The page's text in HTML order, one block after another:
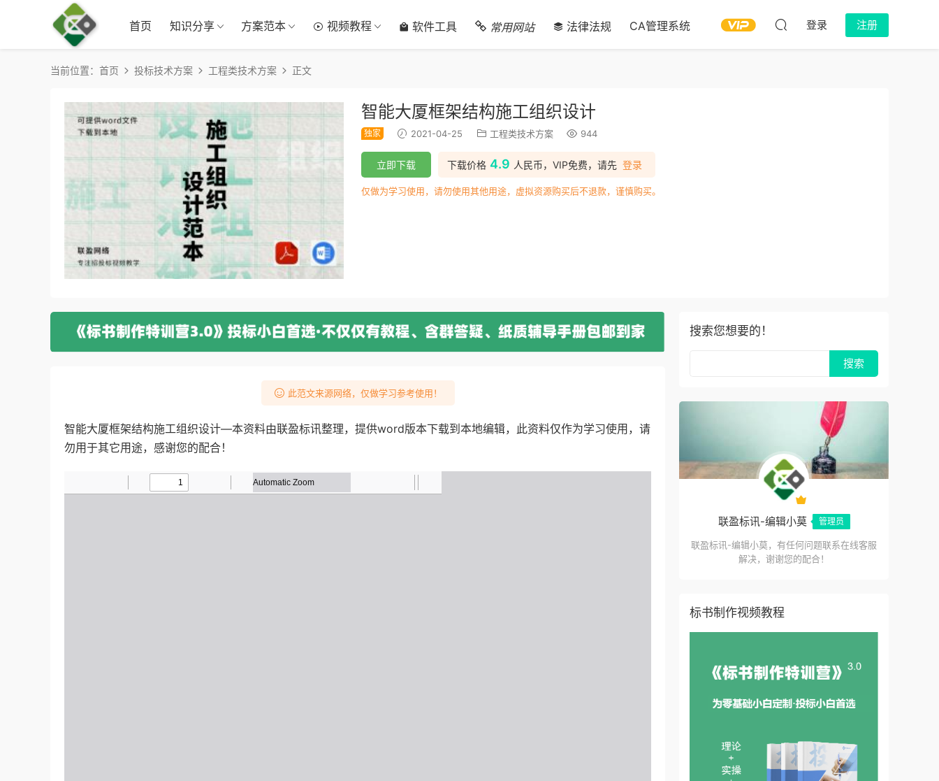
首页 知识分享 方案范本 视频教程 软件工具 常用网站 法律法规 CA管理系统 登录 注册
当前位置： 首页 投标技术方案 工程类技术方案 正文
智能大厦框架结构施工组织设计
独家 2021-04-25 工程类技术方案 944
下载价格 4.9 人民币，VIP免费，请先 登录
立即下载
仅做为学习使用，请勿使用其他用途，虚拟资源购买后不退款，谨慎购买。
此范文来源网络，仅做学习参考使用！
智能大厦框架结构施工组织设计—本资料由联盈标讯整理，提供word版本下载到本地编辑，此资料仅作为学习使用，请
勿用于其它用途，感谢您的配合！
搜索您想要的！
联盈标讯-编辑小莫 管理员
联盈标讯-编辑小莫，有任何问题联系在线客服
解决，谢谢您的配合！
标书制作视频教程